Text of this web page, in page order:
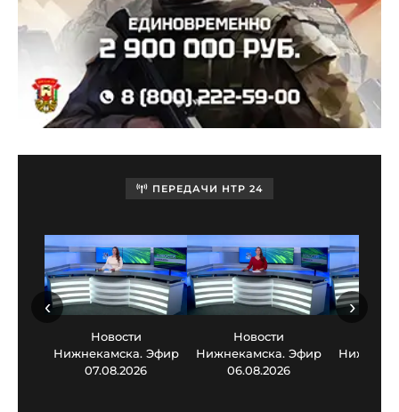
ПЕРЕДАЧИ НТР 24
Новости
Нижнекамска. Эфир
07.08.2026
Новости
Нижнекамска. Эфир
06.08.2026
‹ ›